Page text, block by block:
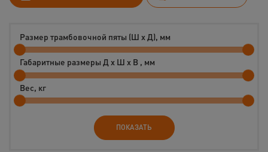
Размер трамбовочной пяты (Ш x Д), мм
Габаритные размеры Д x Ш x В , мм
Вес, кг
ПОКАЗАТЬ